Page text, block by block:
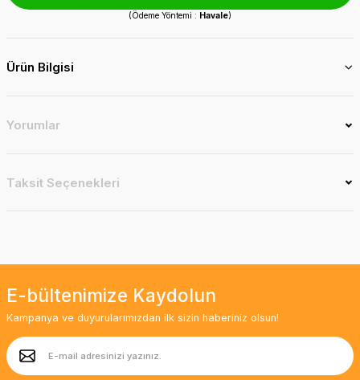
(Ödeme Yöntemi : Havale)
Ürün Bilgisi
Yorumlar
Taksit Seçenekleri
E-bültenimize Kaydolun
Kampanya ve duyurularımızdan ilk sizin haberiniz olsun!